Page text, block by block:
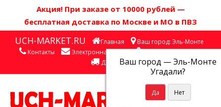
Акция! При заказе от 10000 рублей —
бесплатная доставка по Москве и МО в ПВЗ
UCH-MARKET.RU Главная Ваш город: Эль-Монте
Ваш город —Эль-Монте
Угадали?
Контакты Электронная почта
Личный кабинет
Доставка